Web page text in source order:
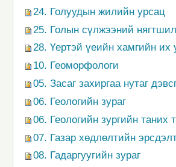
24. Голуудын жилийн урсац
25. Голын сүлжээний нягтшил
28. Үертэй үеийн хамгийн их
10. Геоморфологи
05. Засаг захиргаа нутаг
06. Геологийн зураг
06. Геологийн зургийн таних
07. Газар хөдлөлтийн
08. Гадаргуугийн зураг